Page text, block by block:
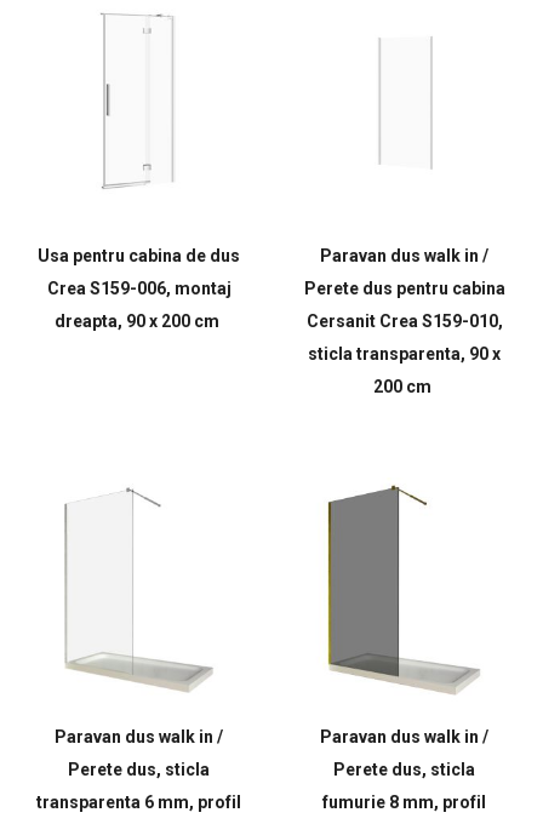
Usa pentru cabina de dus
Crea S159-006, montaj
dreapta, 90 x 200 cm
Paravan dus walk in /
Perete dus pentru cabina
Cersanit Crea S159-010,
sticla transparenta, 90 x
200 cm
Paravan dus walk in /
Perete dus, sticla
transparenta 6 mm, profil
Paravan dus walk in /
Perete dus, sticla
fumurie 8 mm, profil